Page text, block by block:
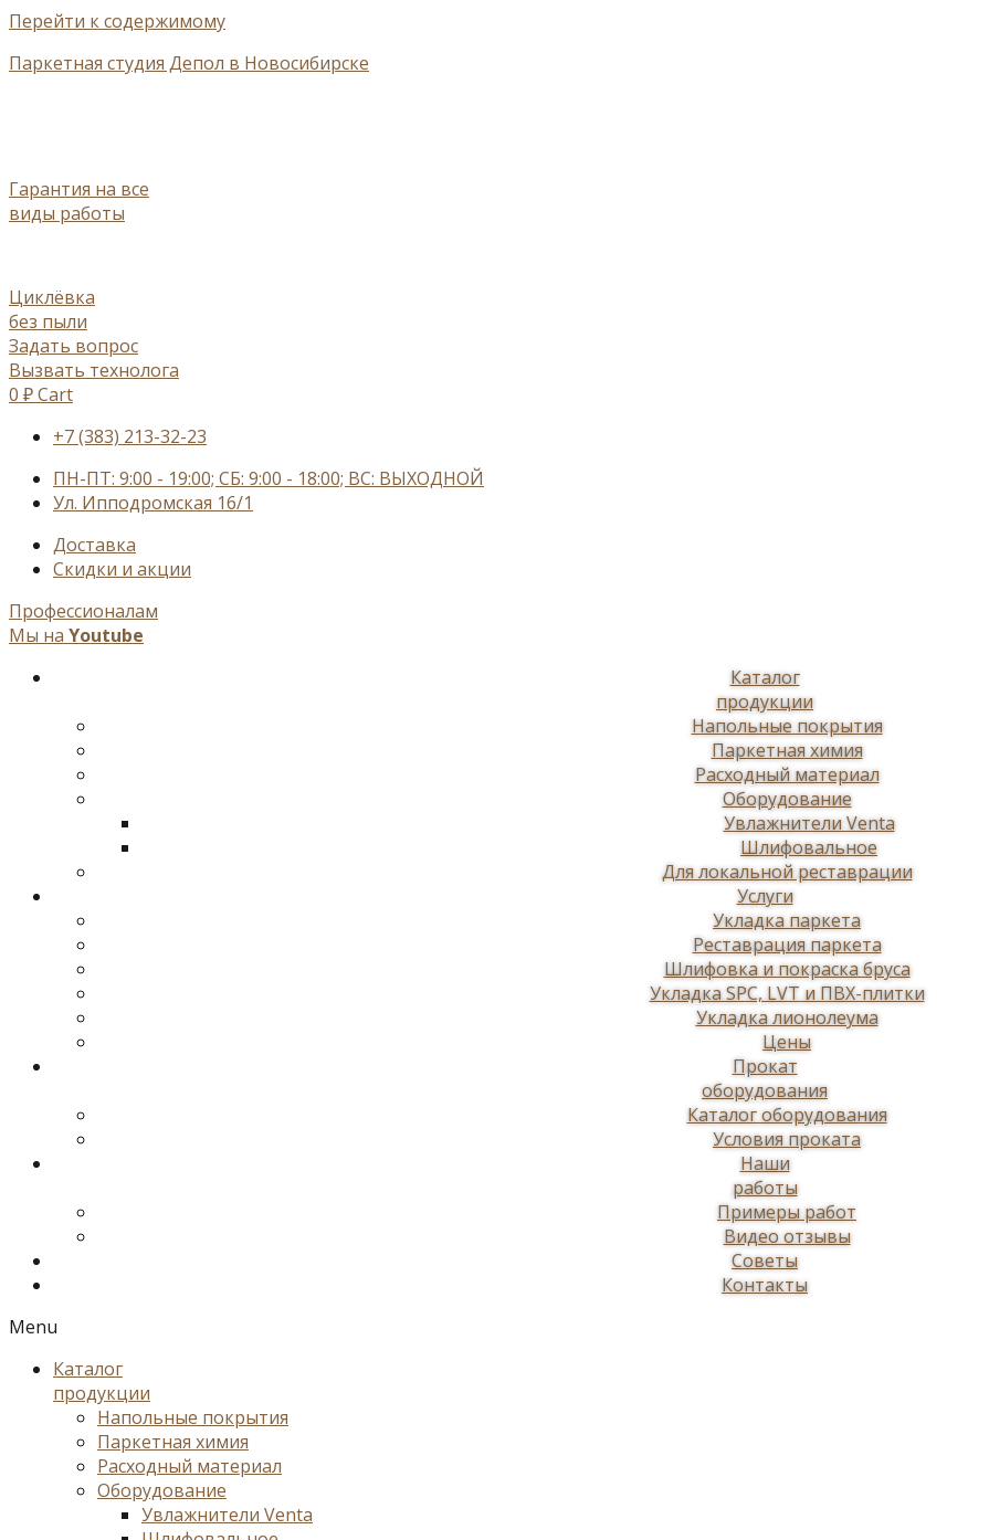
Перейти к содержимому
Паркетная студия Депол в Новосибирске
Гарантия на все
виды работы
Циклёвка
без пыли
Задать вопрос
Вызвать технолога
0 ₽Cart
+7 (383) 213-32-23
ПН-ПТ: 9:00 - 19:00; СБ: 9:00 - 18:00; ВС: ВЫХОДНОЙ
Ул. Ипподромская 16/1
Доставка
Cкидки и акции
Профессионалам
Мы на Youtube
Каталог
продукции
Напольные покрытия
Паркетная химия
Расходный материал
Оборудование
Увлажнители Venta
Шлифовальное
Для локальной реставрации
Услуги
Укладка паркета
Реставрация паркета
Шлифовка и покраска бруса
Укладка SPC, LVT и ПВХ-плитки
Укладка лионолеума
Цены
Прокат
оборудования
Каталог оборудования
Условия проката
Наши
работы
Примеры работ
Видео отзывы
Советы
Контакты
Menu
Каталог
продукции
Напольные покрытия
Паркетная химия
Расходный материал
Оборудование
Увлажнители Venta